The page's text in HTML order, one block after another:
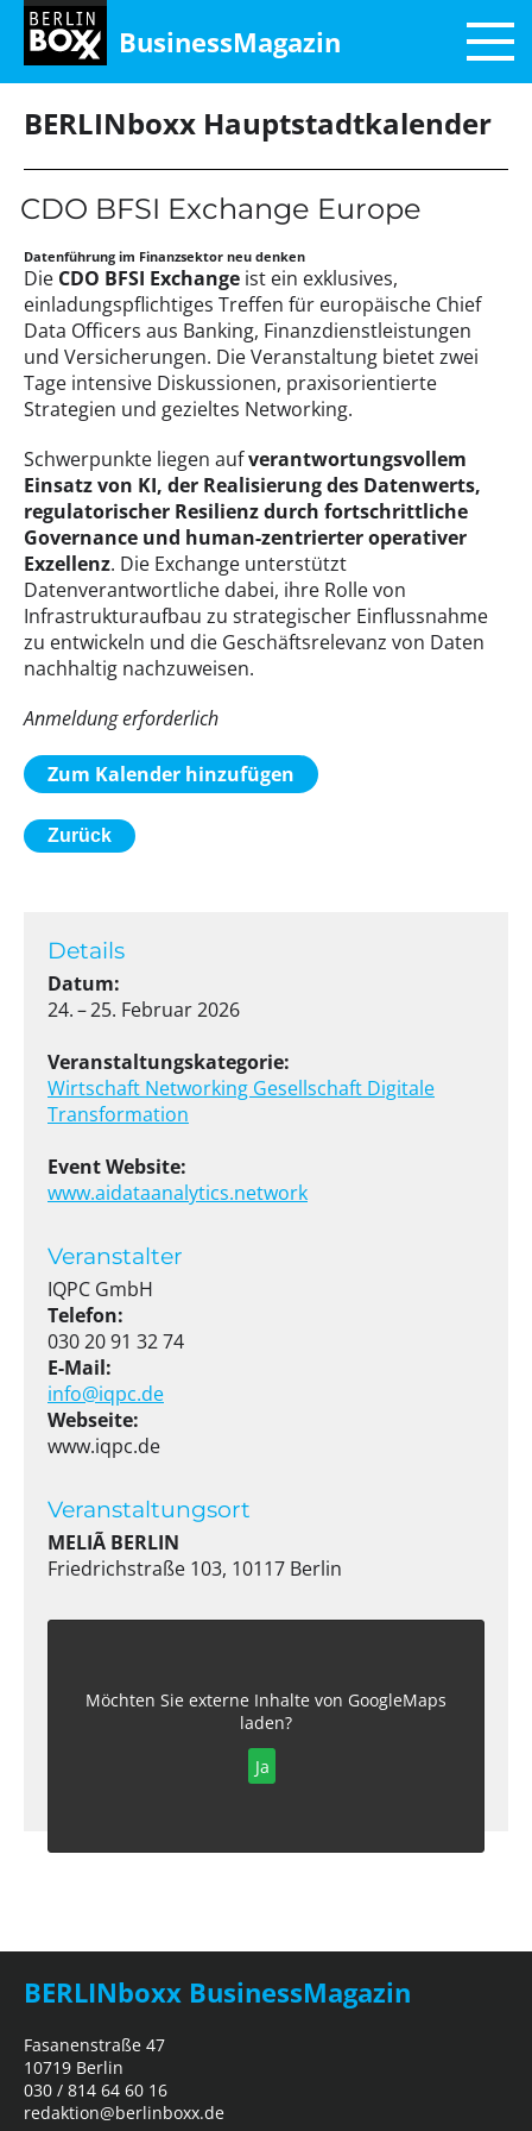
BusinessMagazin
BERLINboxx Hauptstadtkalender
Details
Datum:
24. – 25. Februar 2026
Veranstaltungskategorie:
Wirtschaft Networking Gesellschaft Digitale
Transformation
Event Website:
www.aidataanalytics.network
Veranstalter
IQPC GmbH
Telefon:
030 20 91 32 74
E-Mail:
info@iqpc.de
Webseite:
www.iqpc.de
Veranstaltungsort
MELIÃ BERLIN
Friedrichstraße 103, 10117 Berlin
Möchten Sie externe Inhalte von GoogleMaps
laden?
Ja
CDO BFSI Exchange Europe
Datenführung im Finanzsektor neu denken
Die CDO BFSI Exchange ist ein exklusives,
einladungspflichtiges Treffen für europäische Chief
Data Officers aus Banking, Finanzdienstleistungen
und Versicherungen. Die Veranstaltung bietet zwei
Tage intensive Diskussionen, praxisorientierte
Strategien und gezieltes Networking.
Schwerpunkte liegen aufverantwortungsvollem
Einsatz von KI, der Realisierung des Datenwerts,
regulatorischer Resilienz durch fortschrittliche
Governance und human-zentrierter operativer
Exzellenz. Die Exchange unterstützt
Datenverantwortliche dabei, ihre Rolle von
Infrastrukturaufbau zu strategischer Einflussnahme
zu entwickeln und die Geschäftsrelevanz von Daten
nachhaltig nachzuweisen.
Anmeldung erforderlich
Zum Kalender hinzufügen
Zurück
BERLINboxx BusinessMagazin
Fasanenstraße 47
10719 Berlin
030 / 814 64 60 16
redaktion@berlinboxx.de